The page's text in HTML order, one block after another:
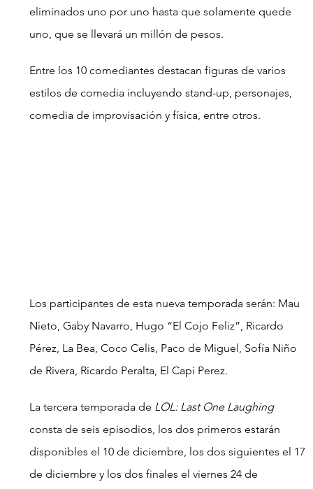
eliminados uno por uno hasta que solamente quede
uno, que se llevará un millón de pesos.
Entre los 10 comediantes destacan figuras de varios
estilos de comedia incluyendo stand-up, personajes,
comedia de improvisación y física, entre otros.
Los participantes de esta nueva temporada serán: Mau
Nieto, Gaby Navarro, Hugo “El Cojo Feliz”, Ricardo
Pérez, La Bea, Coco Celis, Paco de Miguel, Sofía Niño
de Rivera, Ricardo Peralta, El Capi Perez.
La tercera temporada de LOL: Last One Laughing
consta de seis episodios, los dos primeros estarán
disponibles el 10 de diciembre, los dos siguientes el 17
de diciembre y los dos finales el viernes 24 de